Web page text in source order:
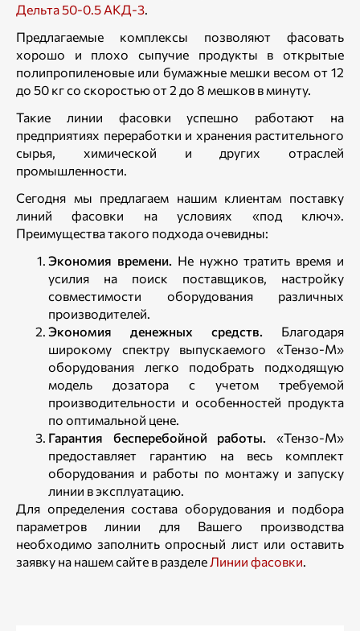
Дельта 50-0.5 АКД-3.
Предлагаемые комплексы позволяют фасовать
хорошо и плохо сыпучие продукты в открытые
полипропиленовые или бумажные мешки весом от 12
до 50 кг со скоростью от 2 до 8 мешков в минуту.
Такие линии фасовки успешно работают на
предприятиях переработки и хранения растительного
сырья, химической и других отраслей
промышленности.
Сегодня мы предлагаем нашим клиентам поставку
линий фасовки на условиях «под ключ».
Преимущества такого подхода очевидны:
Экономия времени. Не нужно тратить время и
усилия на поиск поставщиков, настройку
совместимости оборудования различных
производителей.
Экономия денежных средств. Благодаря
широкому спектру выпускаемого «Тензо-М»
оборудования легко подобрать подходящую
модель дозатора с учетом требуемой
производительности и особенностей продукта
по оптимальной цене.
Гарантия бесперебойной работы. «Тензо-М»
предоставляет гарантию на весь комплект
оборудования и работы по монтажу и запуску
линии в эксплуатацию.
Для определения состава оборудования и подбора
параметров линии для Вашего производства
необходимо заполнить опросный лист или оставить
заявку на нашем сайте в разделеЛинии фасовки.